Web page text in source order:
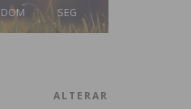
DOM SEG
ALTERAR